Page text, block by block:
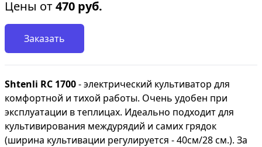
Цены от470 руб.
Заказать
Shtenli RC 1700- электрический культиватор для
комфортной и тихой работы. Очень удобен при
эксплуатации в теплицах. Идеально подходит для
культивирования междурядий и самих грядок
(ширина культивации регулируется - 40см/28 см.). За